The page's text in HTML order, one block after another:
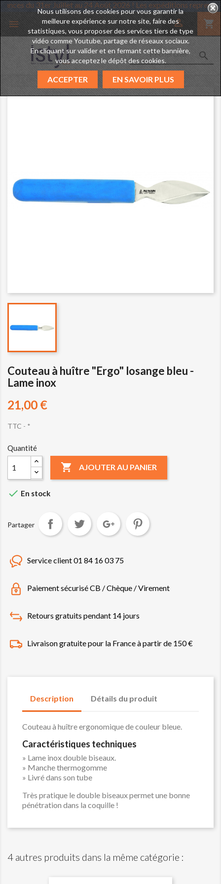
des vacances du 31er Juillet au 24 Août 2026 ! Les expéditions
 shopping_cart


Nous utilisons des cookies pour vous garantir la
meilleure expérience sur notre site, faire des
statistiques, vous proposer des services tiers de type
vidéo comme Youtube, partage de réseaux sociaux.
En cliquant sur valider et en fermant cette bannière,
vous acceptez le dépôt des cookies.
ACCEPTER EN SAVOIR PLUS
Couteau à huître "Ergo" losange bleu -
Lame inox
21,00 €
TTC *
Quantité
 AJOUTER AU PANIER
 En stock
Partager
Service client 01 84 16 03 75
Paiement sécurisé CB / Chèque / Virement
Retours gratuits pendant 14 jours
Livraison gratuite pour la France à partir de 150 €
Description Détails du produit
Couteau à huître ergonomique de couleur bleue.
Caractéristiques techniques
» Lame inox double biseaux.
» Manche thermogomme
» Livré dans son tube
Très pratique le double biseaux permet une bonne
pénétration dans la coquille !
4 autres produits dans la même catégorie :